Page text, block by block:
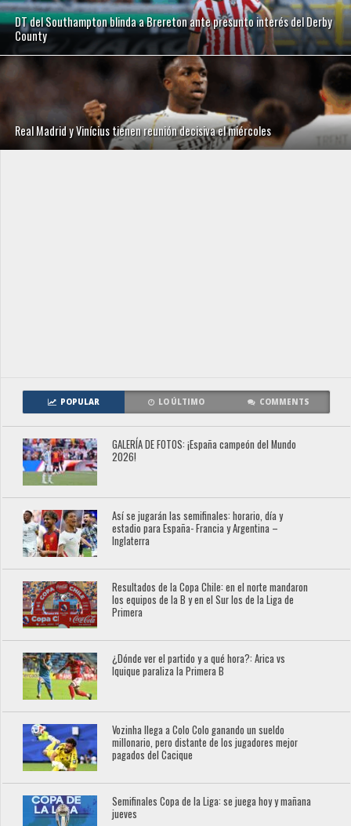
DT del Southampton blinda a Brereton ante presunto interés del Derby
County
Real Madrid y Vinícius tienen reunión decisiva el miércoles
POPULAR LO ÚLTIMO COMMENTS
GALERÍA DE FOTOS: ¡España campeón del Mundo
2026!
Así se jugarán las semifinales: horario, día y
estadio para España- Francia y Argentina –
Inglaterra
Resultados de la Copa Chile: en el norte mandaron
los equipos de la B y en el Sur los de la Liga de
Primera
¿Dónde ver el partido y a qué hora?: Arica vs
Iquique paraliza la Primera B
Vozinha llega a Colo Colo ganando un sueldo
millonario, pero distante de los jugadores mejor
pagados del Cacique
Semifinales Copa de la Liga: se juega hoy y mañana
jueves